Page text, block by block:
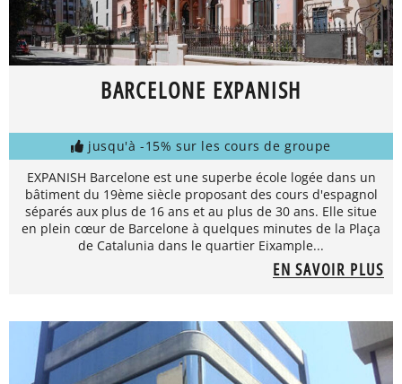
BARCELONE EXPANISH
jusqu'à -15% sur les cours de groupe
EXPANISH Barcelone est une superbe école logée dans un
bâtiment du 19ème siècle proposant des cours d'espagnol
séparés aux plus de 16 ans et au plus de 30 ans. Elle situe
en plein cœur de Barcelone à quelques minutes de la Plaça
de Catalunia dans le quartier Eixample...
EN SAVOIR PLUS